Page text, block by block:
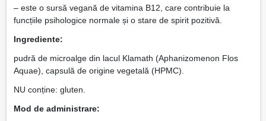
– este o sursă vegană de vitamina B12, care contribuie la
funcțiile psihologice normale și o stare de spirit pozitivă.
Ingrediente:
pudră de microalge din lacul Klamath (Aphanizomenon Flos
Aquae), capsulă de origine vegetală (HPMC).
NU conține: gluten.
Mod de administrare: